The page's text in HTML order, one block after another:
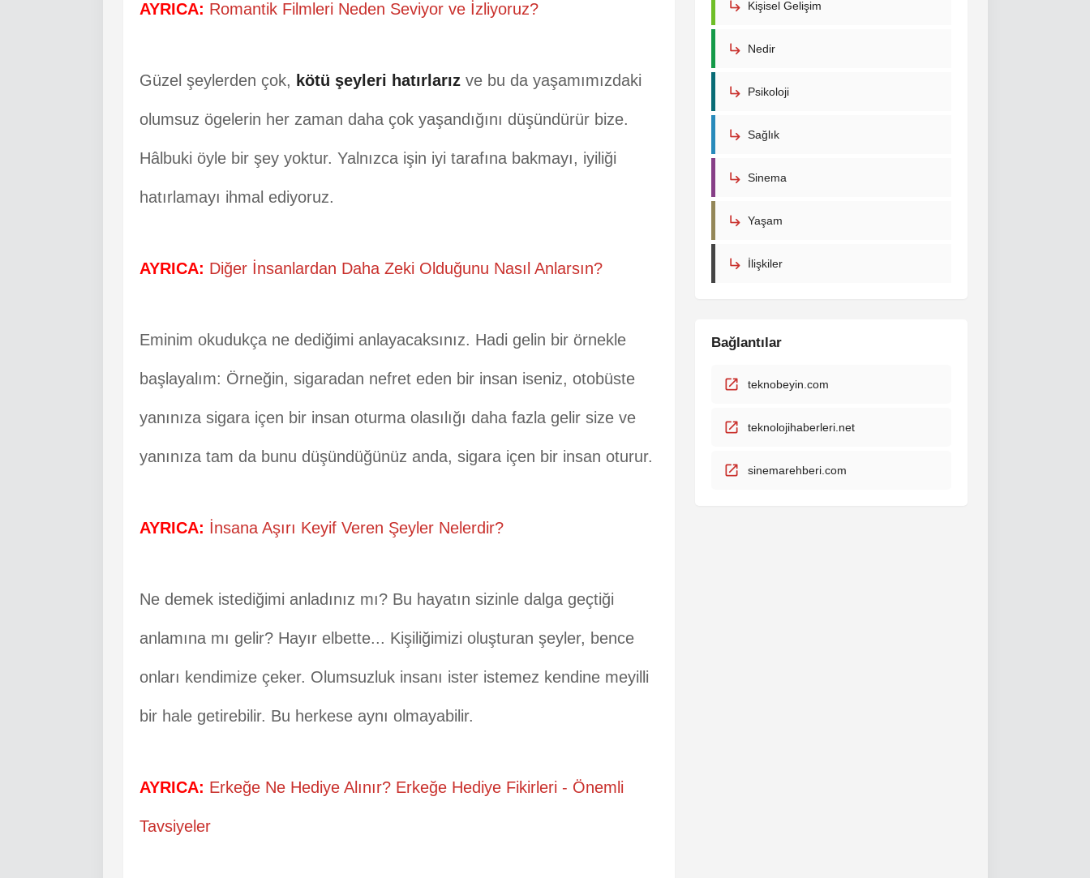
AYRICA: Romantik Filmleri Neden Seviyor ve İzliyoruz?
Güzel şeylerden çok, kötü şeyleri hatırlarızve bu da yaşamımızdaki
olumsuz ögelerin her zaman daha çok yaşandığını düşündürür bize.
Hâlbuki öyle bir şey yoktur. Yalnızca işin iyi tarafına bakmayı, iyiliği
hatırlamayı ihmal ediyoruz.
AYRICA: Diğer İnsanlardan Daha Zeki Olduğunu Nasıl Anlarsın?
Eminim okudukça ne dediğimi anlayacaksınız. Hadi gelin bir örnekle
başlayalım: Örneğin, sigaradan nefret eden bir insan iseniz, otobüste
yanınıza sigara içen bir insan oturma olasılığı daha fazla gelir size ve
yanınıza tam da bunu düşündüğünüz anda, sigara içen bir insan oturur.
AYRICA: İnsana Aşırı Keyif Veren Şeyler Nelerdir?
Ne demek istediğimi anladınız mı? Bu hayatın sizinle dalga geçtiği
anlamına mı gelir? Hayır elbette... Kişiliğimizi oluşturan şeyler, bence
onları kendimize çeker. Olumsuzluk insanı ister istemez kendine meyilli
bir hale getirebilir. Bu herkese aynı olmayabilir.
AYRICA: Erkeğe Ne Hediye Alınır? Erkeğe Hediye Fikirleri - Önemli
Tavsiyeler
Kişisel Gelişim
Nedir
Psikoloji
Sağlık
Sinema
Yaşam
İlişkiler
Bağlantılar
teknobeyin.com
teknolojihaberleri.net
sinemarehberi.com